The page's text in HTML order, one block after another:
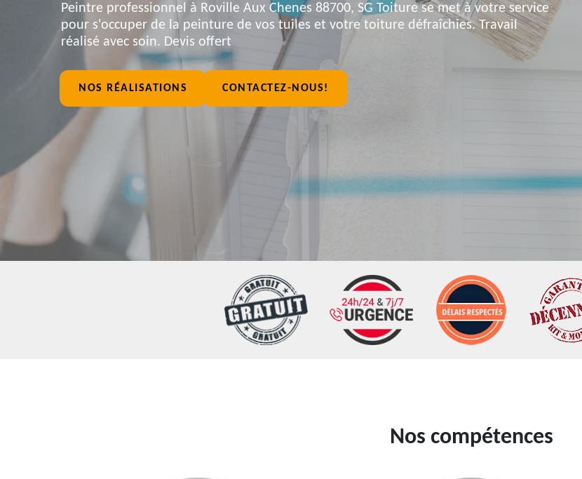
Peintre professionnel à Roville Aux Chenes 88700, SG Toiture se met à votre service
pour s'occuper de la peinture de vos tuiles et votre toiture défraîchies. Travail
réalisé avec soin. Devis offert
NOS RÉALISATIONS CONTACTEZ-NOUS!
Nos compétences